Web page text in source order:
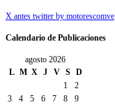
X antes twitter by motorescomve
Calendario de Publicaciones
agosto 2026
L M X J V S
D
1
2
3
4 5 6 7 8
9